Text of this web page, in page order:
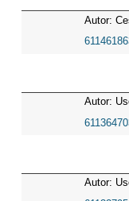
Autor:
Autor:
Autor: